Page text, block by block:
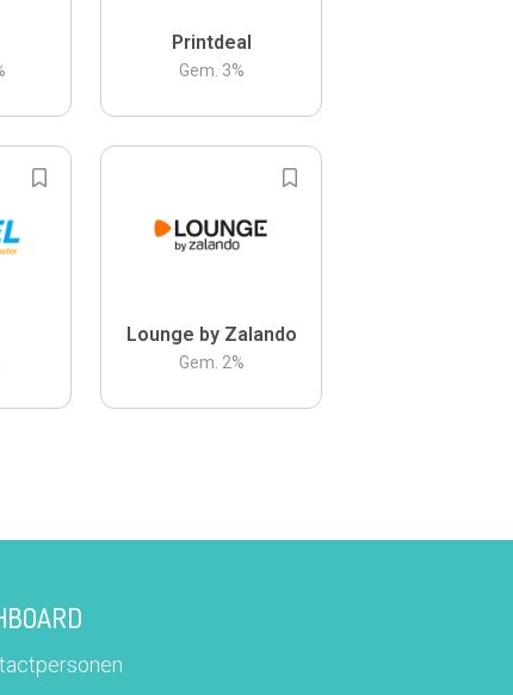
Printdeal
Gem. 3%
Lounge by Zalando
Gem. 2%